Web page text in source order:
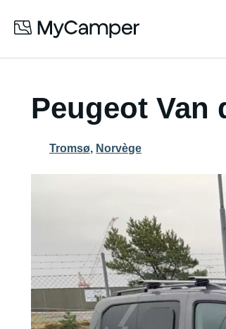
Peugeot Van
Tromsø, Norvège